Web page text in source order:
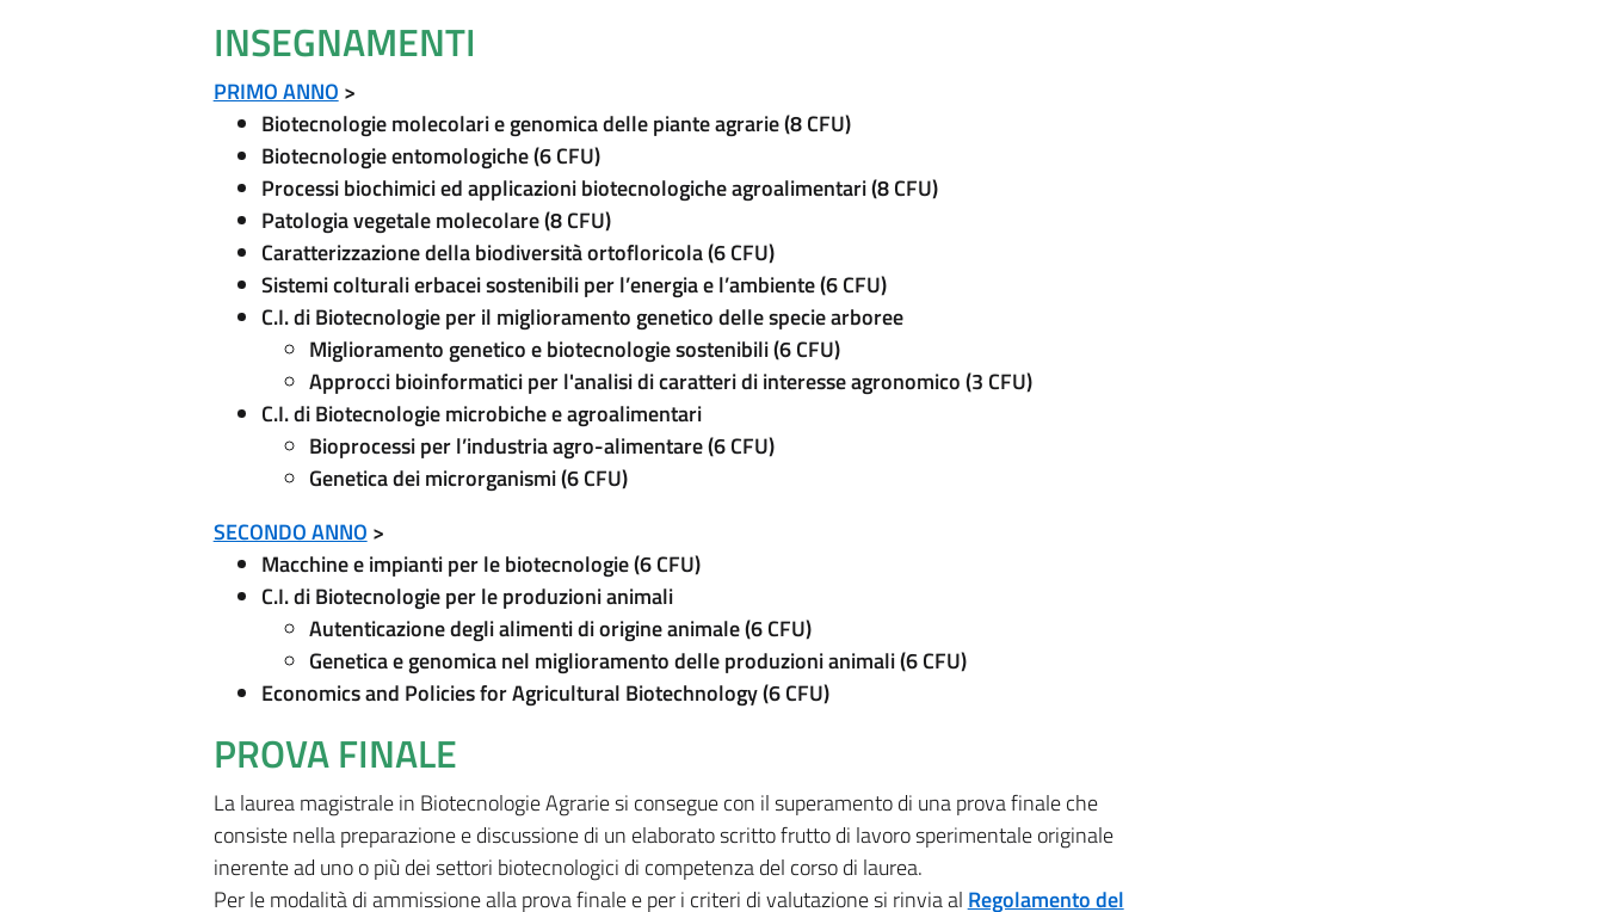
INSEGNAMENTI
PRIMO ANNO>
Biotecnologie molecolari e genomica delle piante agrarie (8 CFU)
Biotecnologie entomologiche (6 CFU)
Processi biochimici ed applicazioni biotecnologiche agroalimentari (8 CFU)
Patologia vegetale molecolare (8 CFU)
Caratterizzazione della biodiversità ortofloricola (6 CFU)
Sistemi colturali erbacei sostenibili per l’energia e l’ambiente (6 CFU)
C.I. di Biotecnologie per il miglioramento genetico delle specie arboree
Miglioramento genetico e biotecnologie sostenibili (6 CFU)
Approcci bioinformatici per l'analisi di caratteri di interesse agronomico (3 CFU)
C.I. di Biotecnologie microbiche e agroalimentari
Bioprocessi per l’industria agro-alimentare (6 CFU)
Genetica dei microrganismi (6 CFU)
SECONDO ANNO>
Macchine e impianti per le biotecnologie (6 CFU)
C.I. di Biotecnologie per le produzioni animali
Autenticazione degli alimenti di origine animale (6 CFU)
Genetica e genomica nel miglioramento delle produzioni animali(6 CFU)
Economics and Policies for Agricultural Biotechnology (6 CFU)
PROVA FINALE
La laurea magistrale in Biotecnologie Agrarie si consegue con il superamento di una prova finale che
consiste nella preparazione e discussione di un elaborato scritto frutto di lavoro sperimentale originale
inerente ad uno o più dei settori biotecnologici di competenza del corso di laurea.
Per le modalità di ammissione alla prova finale e per i criteri di valutazione si rinvia alRegolamento del